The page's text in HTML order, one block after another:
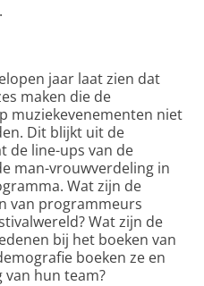
jaar laat zien dat
maken die de
muziekevenementen niet
Dit blijkt uit de
de line-ups van de
man-vrouwverdeling in
Wat zijn de
van programmeurs
Wat zijn de
bij het boeken van
boeken ze en
van hun team?